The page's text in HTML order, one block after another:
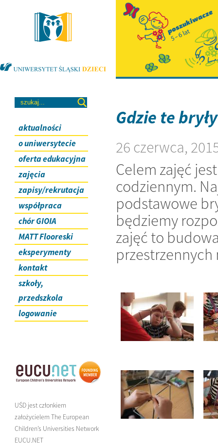
aktualności
o uniwersytecie
oferta edukacyjna
zajęcia
zapisy/rekrutacja
współpraca
chór GIOIA
MATT Flooreski
eksperymenty
kontakt
szkoły,
przedszkola
logowanie
UŚD jest członkiem
założycielem The European
Children’s Universities Network
EUCU.NET
Gdzie te
26 czerwca,
Celem zajęć
codziennym.
podstawowe
będziemy
zajęć to
przestrzennych